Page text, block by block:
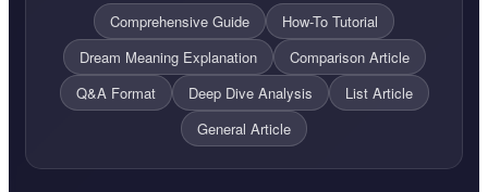
Comprehensive Guide
How-To Tutorial
Dream Meaning Explanation
Comparison Article
Q&A Format
Deep Dive Analysis
List Article
General Article